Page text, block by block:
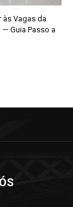
às Vagas da
Guia Passo a